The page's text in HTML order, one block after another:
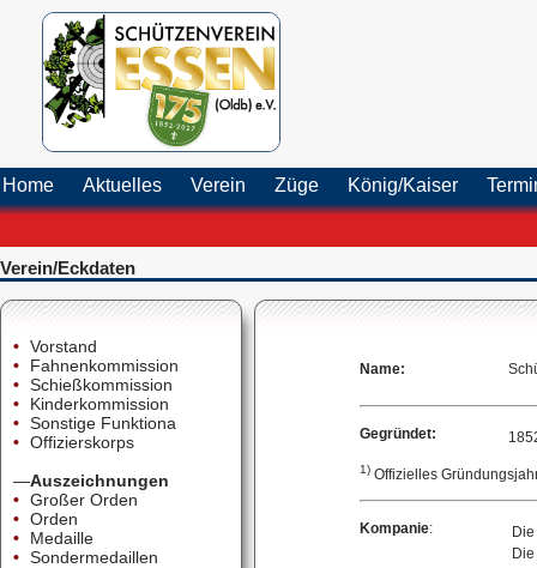
Aktuelles Verein Züge König/Kaiser
Verein/Eckdaten
• Vorstand
•
Fahnenkommission
• Schießkommission
•
Kinderkommission
• Sonstige Funktiona
• Offizierskorps
—Auszeichnungen
• Großer Orden
• Orden
•
Medaille
• Sondermedaillen
Name:
Gegründet:
1) Offizielles
Kompanie: